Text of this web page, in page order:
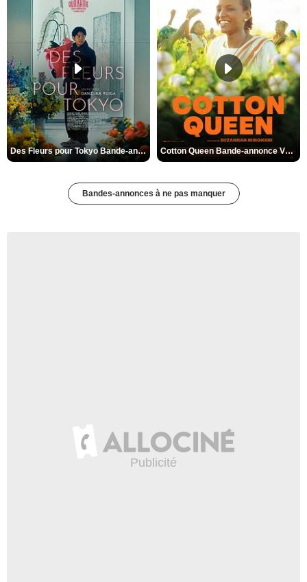
Des Fleurs pour Tokyo Bande-annonce VO STFR Cotton Queen Bande-annonce VO STFR
Bandes-annonces à ne pas manquer